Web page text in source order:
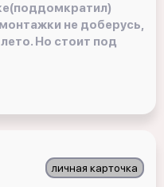
не доберусь,
Но стоит под
личная карточка